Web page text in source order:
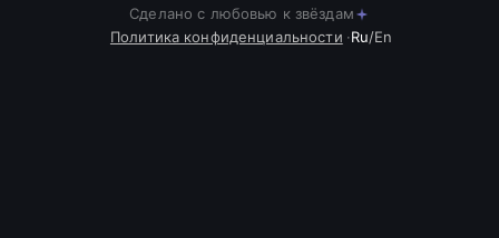
Сделано с любовью к звёздам
Политика конфиденциальности ·Ru/En